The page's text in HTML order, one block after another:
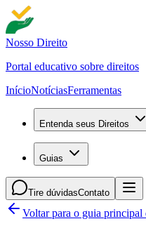
Nosso Direito
Portal educativo sobre direitos
InícioNotíciasFerramentas
Entenda seus Direitos
Guias
Tire dúvidasContato
Voltar para o guia